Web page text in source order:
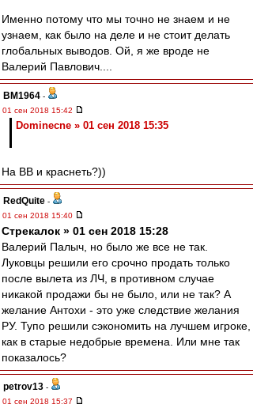
Именно потому что мы точно не знаем и не
узнаем, как было на деле и не стоит делать
глобальных выводов. Ой, я же вроде не
Валерий Павлович....
BM1964 -
01 сен 2018 15:42
Dominecne » 01 сен 2018 15:35
На ВВ и краснеть?))
RedQuite -
01 сен 2018 15:40
Стрекалок » 01 сен 2018 15:28
Валерий Палыч, но было же все не так.
Луковцы решили его срочно продать только
после вылета из ЛЧ, в противном случае
никакой продажи бы не было, или не так? А
желание Антохи - это уже следствие желания
РУ. Тупо решили сэкономить на лучшем игроке,
как в старые недобрые времена. Или мне так
показалось?
petrov13 -
01 сен 2018 15:37